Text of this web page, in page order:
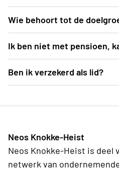
50 euro per persoon per
Wie behoort tot de
Alle actieve senioren die
beleven
Ik ben niet met pensioen,
ja, dat kan. Hou er wel
onze activiteiten overdag
Ben ik verzekerd als lid?
heist@telenet.be"
Neos Knokke-Heist
Neos Knokke-Heist is deel
netwerk van